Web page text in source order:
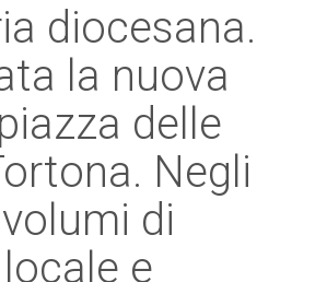
diocesana.
la nuova
delle
Negli
di
e